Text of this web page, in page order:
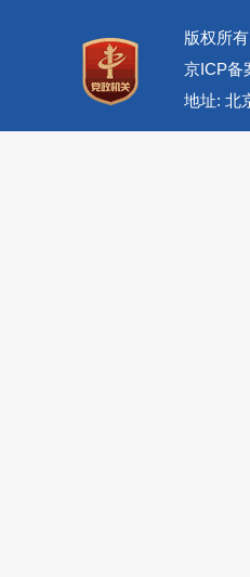
版权所
京ICP备
地址: 北